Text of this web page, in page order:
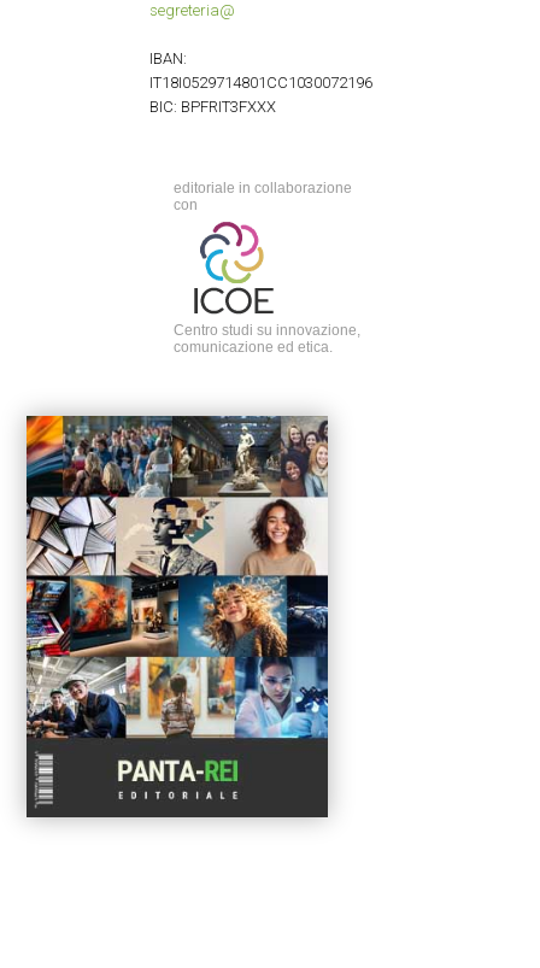
segreteria@
IBAN:
IT18I0529714801CC1030072196
BIC: BPFRIT3FXXX
editoriale in collaborazione
con
Centro studi su innovazione,
comunicazione ed etica.